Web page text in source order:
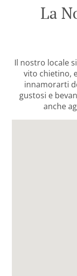
La
Il nostro locale
vito chietino,
innamorarti
gustosi e
anche